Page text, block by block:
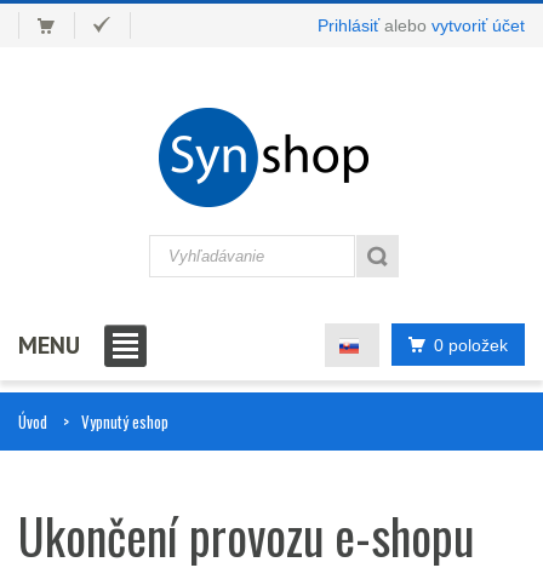
Prihlásiťalebo vytvoriť účet
0 položek
MENU
Úvod Vypnutý eshop
Ukončení provozu e-shopu